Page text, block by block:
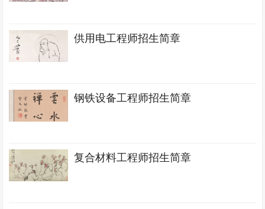
供用电工程师招生简章
钢铁设备工程师招生简章
复合材料工程师招生简章